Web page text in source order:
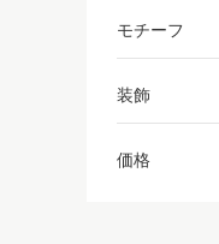
モチーフ
装飾
価格